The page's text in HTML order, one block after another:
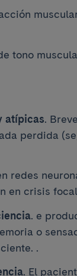
tono
atípicas.
perdida
redes
en crisis
. e
o
.
. El